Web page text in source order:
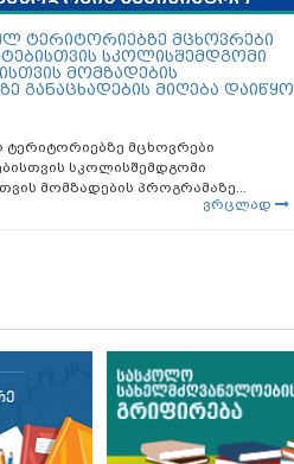
ტერიტორიებზე მცხოვრები
სკოლისშემდგომი
მომზადების
განაცხადების მიღება დაიწყო
ტერიტორიებზე მცხოვრები
სკოლისშემდგომი
მომზადების პროგრამაზე...
ვრცლად